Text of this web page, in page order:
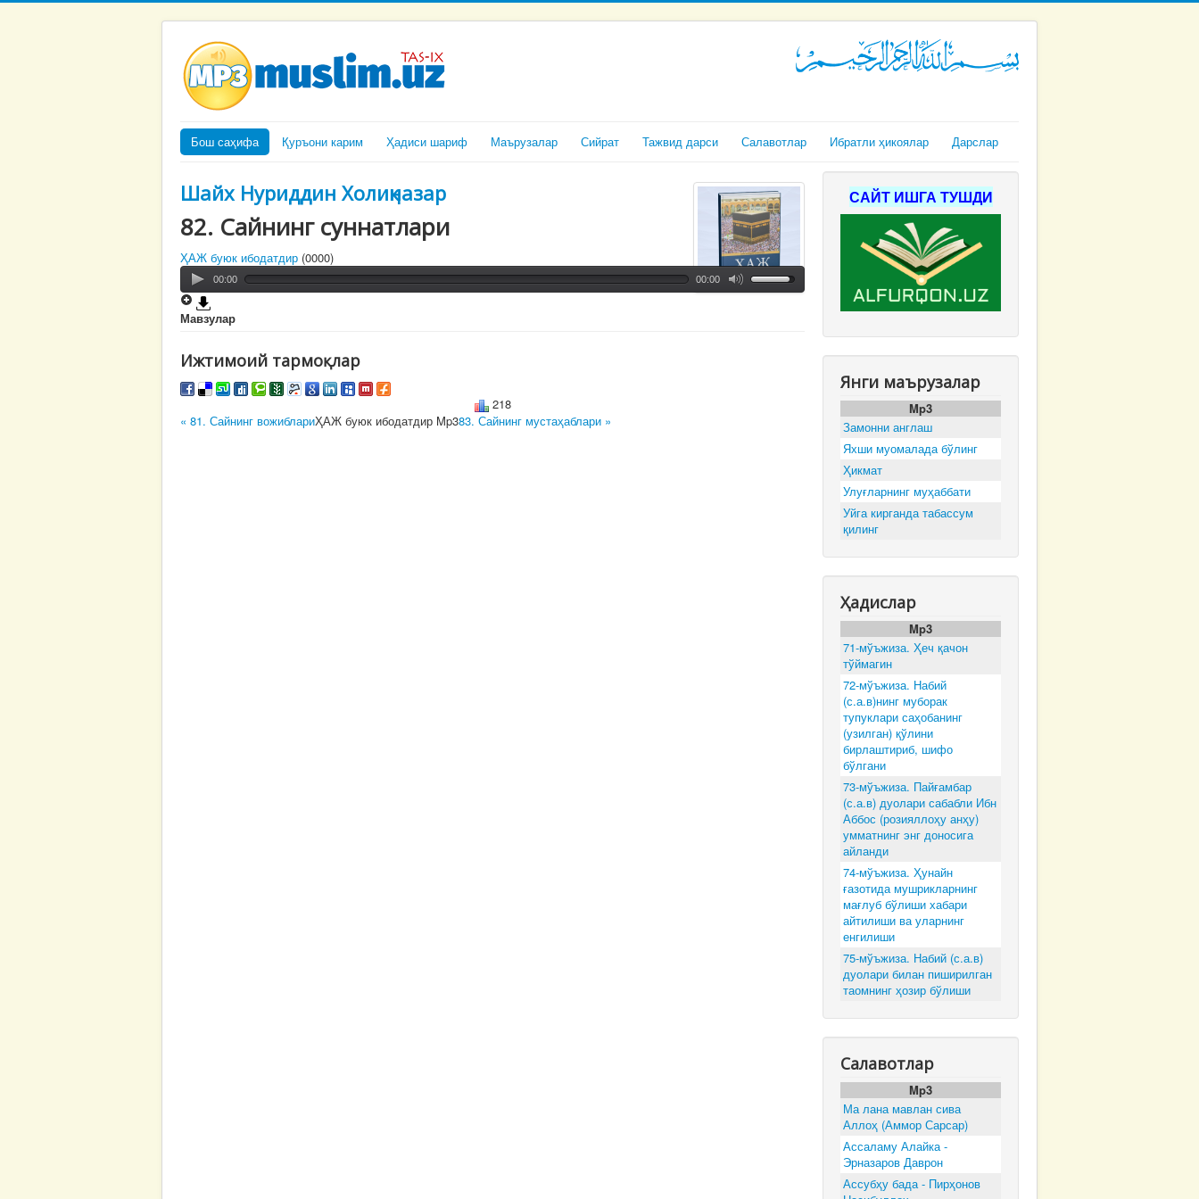
Бош саҳифа Қуръони карим Ҳадиси шариф Маърузалар Сийрат Тажвид дарси Салавотлар Ибратли ҳикоялар Дарслар
Шайх Нуриддин Холиқназар
82. Сайнинг суннатлари
ҲАЖ буюк ибодатдир (0000)
00:00 00:00
Мавзулар
Ижтимоий тармоқлар
218
« 81. Сайнинг вожиблариҲАЖ буюк ибодатдир Mp383. Сайнинг мустаҳаблари »
САЙТ ИШГА ТУШДИ
Янги маърузалар
Mp3
Замонни англаш
Яхши муомалада бўлинг
Ҳикмат
Улуғларнинг муҳаббати
Уйга кирганда табассум
қилинг
Ҳадислар
Mp3
71-мўъжиза. Ҳеч қачон
тўймагин
72-мўъжиза. Набий
(с.а.в)нинг муборак
тупуклари саҳобанинг
(узилган) қўлини
бирлаштириб, шифо
бўлгани
73-мўъжиза. Пайғамбар
(с.а.в) дуолари сабабли Ибн
Аббос (розияллоҳу анҳу)
умматнинг энг доносига
айланди
74-мўъжиза. Ҳунайн
ғазотида мушрикларнинг
мағлуб бўлиши хабари
айтилиши ва уларнинг
енгилиши
75-мўъжиза. Набий (с.а.в)
дуолари билан пиширилган
таомнинг ҳозир бўлиши
Салавотлар
Mp3
Ма лана мавлан сива
Аллоҳ (Аммор Сарсар)
Ассаламу Алайка -
Эрназаров Даврон
Ассубҳу бада - Пирҳонов